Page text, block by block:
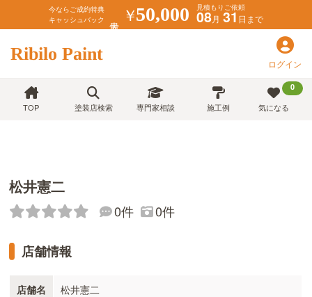
今ならご成約特典
キャッシュバック
￥50,000 見積もりご依頼
08月 31日まで
Ribilo Paint ログイン
TOP 塗装店検索 専門家相談 施工例
0
気になる
松井憲二
0件 0件
店舗情報
店舗名 松井憲二